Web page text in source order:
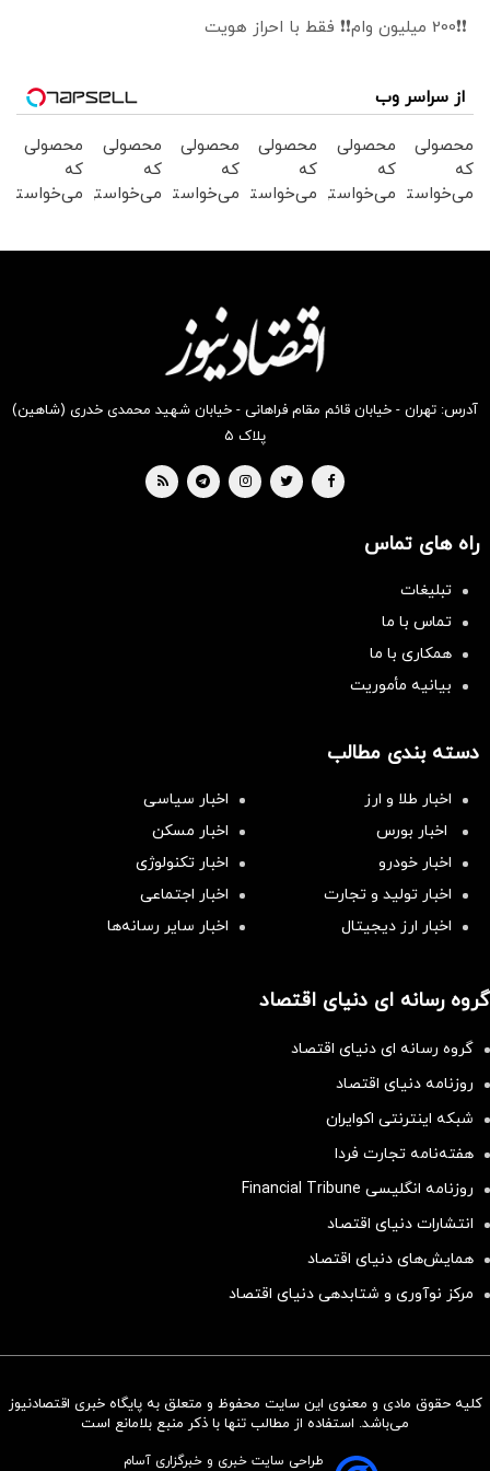
سرمایه‌گذاری همسنگ با شاخص
❗❗200 میلیون وام❗❗ فقط با احراز هویت
از سراسر وب
محصولی
که
می‌خواستی
محصولی
که
می‌خواستی
محصولی
که
می‌خواستی
بخر !
محصولی
که
می‌خواستی
بخر !
محصولی
که
می‌خواستی
محصولی
که
می‌خواستی
آدرس: تهران - خیابان قائم مقام فراهانی - خیابان شهید محمدی خدری (شاهین)
پلاک ۵
راه های تماس
تبلیغات
تماس با ما
همکاری با ما
بیانیه مأموریت
دسته بندی مطالب
اخبار طلا و ارز
اخبار سیاسی
اخبار بورس
اخبار مسکن
اخبار خودرو
اخبار تکنولوژی
اخبار تولید و تجارت
اخبار اجتماعی
اخبار ارز دیجیتال
اخبار سایر رسانه‌‌ها
گروه رسانه ای دنیای اقتصاد
گروه رسانه ای دنیای اقتصاد
روزنامه دنیای اقتصاد
شبکه اینترنتی اکوایران
هفته‌نامه تجارت فردا
روزنامه انگلیسی Financial Tribune
انتشارات دنیای اقتصاد
همایش‌های دنیای اقتصاد
مرکز نوآوری و شتابدهی دنیای اقتصاد
کلیه حقوق مادی و معنوی این سایت محفوظ و متعلق به پایگاه خبری اقتصادنیوز
می‌باشد. استفاده از مطالب تنها با ذکر منبع بلامانع است
طراحی سایت خبری و خبرگزاری آسام